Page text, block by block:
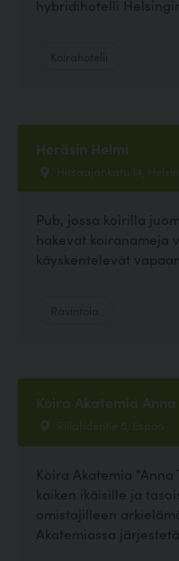
hybridihotelli
Heräsin Helmi
Hitsaajankatu 14,
Pub, jossa koirilla
hakevat koiranameja
käyskentelevät
Koira Akatemia Anna
Riilahdentie 5, Espoo
Koira Akatemia
kaiken ikäisille ja
omistajilleen
Akatemiassa